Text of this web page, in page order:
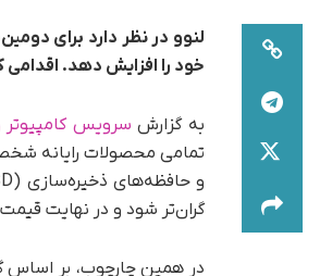
خود را افزایش دهد. اقدامی که نرخ صعودی 147 دلاری را برای برخی از
به گزارش سرویس کامپیوتر
گران‌تر شود و در نهایت